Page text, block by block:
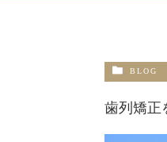
BLOG
歯列矯正